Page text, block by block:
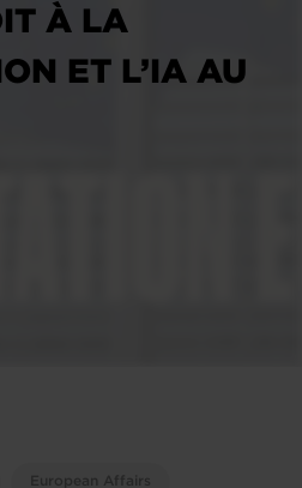
À LA
ET L’IA AU
European Affairs